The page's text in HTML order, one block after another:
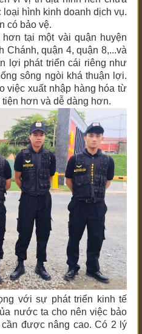
loại hình kinh doanh dịch vụ.
có bảo vệ.
tại một vài quận huyện
Chánh, quận 4, quận 8,...và
lợi phát triển cái riêng như
sông ngòi khá thuận lợi.
việc xuất nhập hàng hóa từ
hơn và dễ dàng hơn.
với sự phát triển kinh tế
nước ta cho nên việc bảo
được nâng cao. Có 2 lý